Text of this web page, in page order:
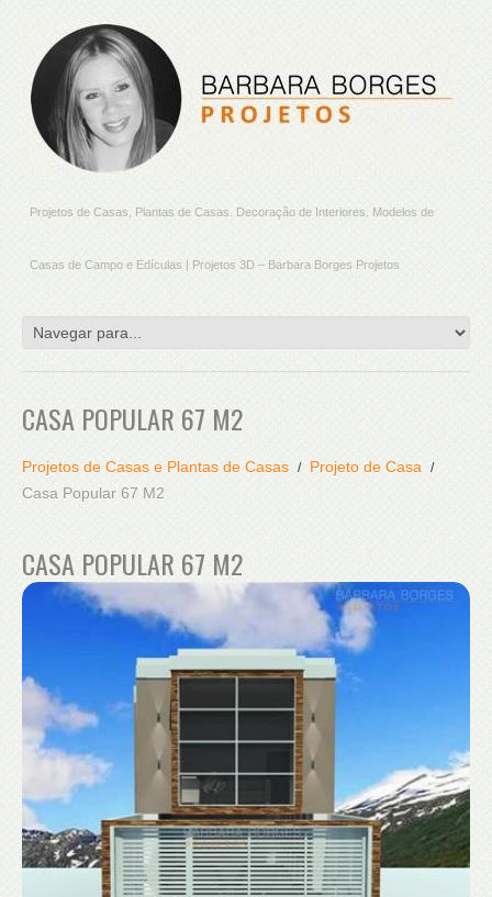
Projetos de Casas, Plantas de Casas. Decoração de Interiores. Modelos de
Casas de Campo e Edículas | Projetos 3D – Barbara Borges Projetos
CASA POPULAR 67 M2
Projetos de Casas e Plantas de Casas
Projeto de Casa
Casa Popular 67 M2
CASA POPULAR 67 M2